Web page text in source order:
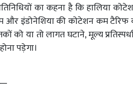
का कहना है कि हालिया
और इंडोनेशिया की कोटेशन कम
को या तो लागत घटाने, मूल्य
पड़ेगा।